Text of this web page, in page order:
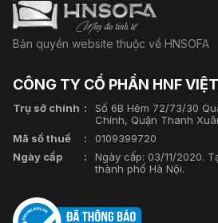
Bản quyền website thuộc về HNSOFA
CÔNG TY CỔ PHẦN HNF
Trụ sở chính
Số 6B Hẻm 72/73/30
Chính, Quận Thanh
Mã số thuế
0109399720
Ngày cấp
Ngày cấp: 03/11/2020.
thành phố Hà Nội.